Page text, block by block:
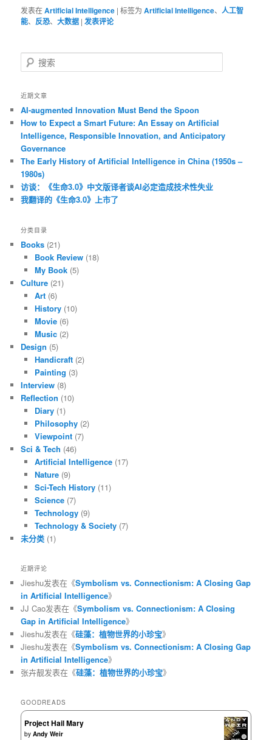
发表在Artificial Intelligence |标签为 Artificial Intelligence、人工智
能、 反恐、大数据 |发表评论
搜
索
近期文章
AI-augmented Innovation Must Bend the Spoon
How to Expect a Smart Future: An Essay on Artificial
Intelligence, Responsible Innovation, and Anticipatory
Governance
The Early History of Artificial Intelligence in China (1950s –
1980s)
访谈：《生命3.0》中文版译者谈AI必定造成技术性失业
我翻译的《生命3.0》上市了
分类目录
Books (21)
Book Review(18)
My Book(5)
Culture (21)
Art(6)
History(10)
Movie(6)
Music(2)
Design (5)
Handicraft(2)
Painting (3)
Interview (8)
Reflection (10)
Diary(1)
Philosophy(2)
Viewpoint(7)
Sci & Tech (46)
Artificial Intelligence(17)
Nature(9)
Sci-Tech History(11)
Science(7)
Technology(9)
Technology & Society(7)
未分类 (1)
近期评论
Jieshu发表在《Symbolism vs. Connectionism: A Closing Gap
in Artificial Intelligence》
JJ Cao发表在《Symbolism vs. Connectionism: A Closing
Gap in Artificial Intelligence》
Jieshu发表在《硅藻：植物世界的小珍宝》
Jieshu发表在《Symbolism vs. Connectionism: A Closing Gap
in Artificial Intelligence》
张卉靓发表在《硅藻：植物世界的小珍宝》
GOODREADS
Project Hail Mary
byAndy Weir